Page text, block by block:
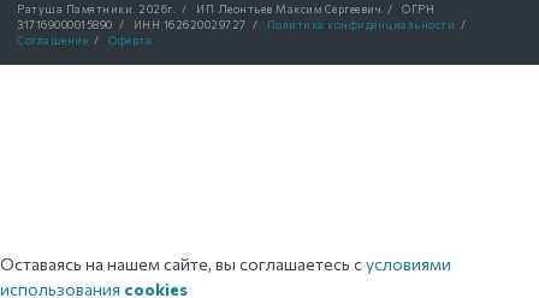
Ратуша Памятники. 2026г. / ИП Леонтьев Максим Сергеевич /
ОГРН
317169000015890
/ ИНН 162620029727 / Политика конфиденциальности
/
Соглашение / Оферта
Оставаясь на нашем сайте, вы соглашаетесь сусловиями
использования cookies